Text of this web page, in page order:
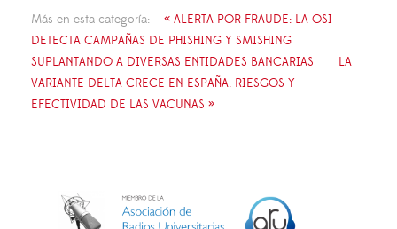
Más en esta categoría:
« ALERTA POR FRAUDE: LA OSI
DETECTA CAMPAÑAS DE PHISHING Y SMISHING
SUPLANTANDO A DIVERSAS ENTIDADES BANCARIAS
LA
VARIANTE DELTA CRECE EN ESPAÑA: RIESGOS Y
EFECTIVIDAD DE LAS VACUNAS »